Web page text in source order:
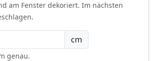
am Fenster dekoriert. Im nächsten
cm
genau.